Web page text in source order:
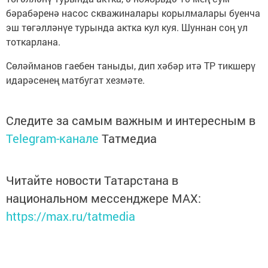
бәрабәренә насос скважиналары корылмалары буенча
эш төгәлләнүе турында актка кул куя. Шуннан соң ул
тоткарлана.
Сөләйманов гаебен таныды, дип хәбәр итә ТР тикшерү
идарәсенең матбугат хезмәте.
Следите за самым важным и интересным в
Telegram-канале Татмедиа
Читайте новости Татарстана в
национальном мессенджере MАХ:
https://max.ru/tatmedia